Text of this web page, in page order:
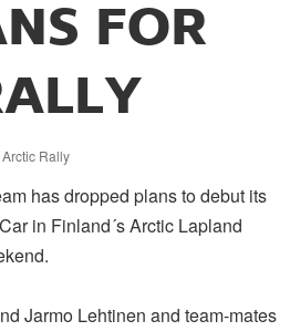
FOR
Rally
has dropped plans to debut its
in Finland´s Arctic Lapland
Jarmo Lehtinen and team-mates